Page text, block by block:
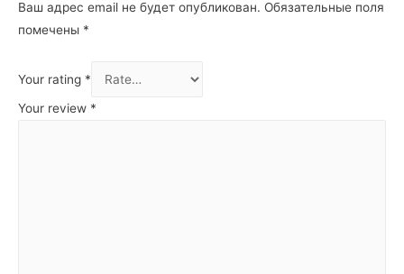
Ваш адрес email не будет опубликован. Обязательные поля
помечены *
Your rating *
Your review *